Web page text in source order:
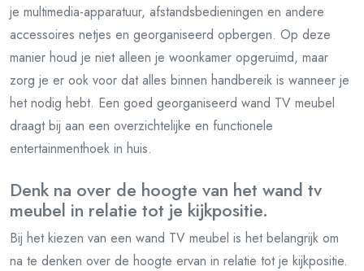
je multimedia-apparatuur, afstandsbedieningen en andere
accessoires netjes en georganiseerd opbergen. Op deze
manier houd je niet alleen je woonkamer opgeruimd, maar
zorg je er ook voor dat alles binnen handbereik is wanneer je
het nodig hebt. Een goed georganiseerd wand TV meubel
draagt bij aan een overzichtelijke en functionele
entertainmenthoek in huis.
Denk na over de hoogte van het wand tv
meubel in relatie tot je kijkpositie.
Bij het kiezen van een wand TV meubel is het belangrijk om
na te denken over de hoogte ervan in relatie tot je kijkpositie.